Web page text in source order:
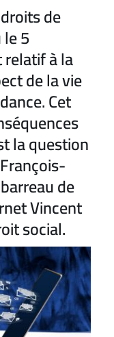
de
5
à la
de la vie
Cet
la question
de
Vincent
social.